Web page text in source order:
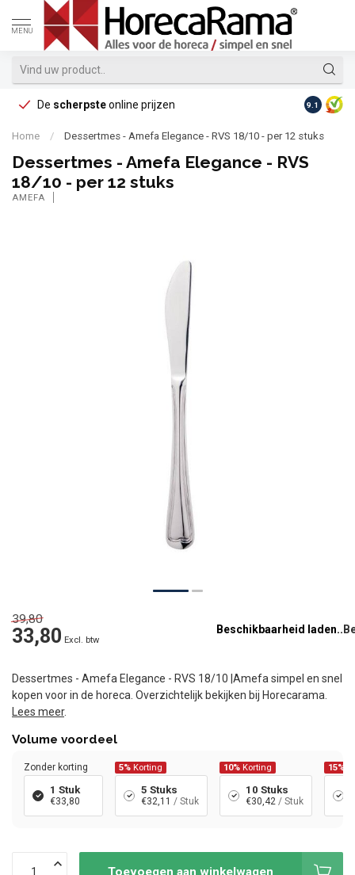
MENU
De scherpsteonline prijzen Op
9.1
Home / Dessertmes - Amefa Elegance - RVS 18/10 - per 12 stuks
Dessertmes - Amefa Elegance - RVS
18/10 - per 12 stuks
AMEFA
39,80
33,80 Excl. btw
Beschikbaarheid laden..
Dessertmes - Amefa Elegance - RVS 18/10 |Amefa simpel en snel
kopen voor in de horeca. Overzichtelijk bekijken bij Horecarama.
Lees meer.
Volume voordeel
Zonder korting
1 Stuk
€33,80
5% Korting
5 Stuks
€32,11 / Stuk
10% Korting
10 Stuks
€30,42 / Stuk
15%
Toevoegen aan winkelwagen